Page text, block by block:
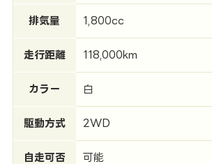
排気量 1,800cc
走行距離 118,000km
カラー 白
駆動方式 2WD
自走可否 可能